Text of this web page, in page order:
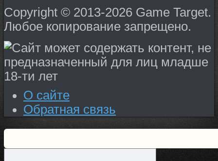
Copyright © 2013-2026 Game Target.
Любое копирование запрещено.
О сайте
Обратная связь